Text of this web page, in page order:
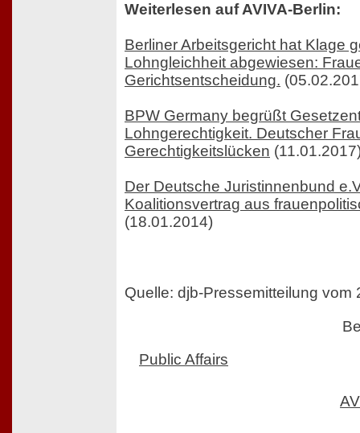
Weiterlesen auf AVIVA-Berlin:
Berliner Arbeitsgericht hat Klage
Lohngleichheit abgewiesen:
Gerichtsentscheidung.
BPW Germany begrüßt
Lohngerechtigkeit. Deutscher
Gerechtigkeitslücken
Der Deutsche Juristinnenbund
Koalitionsvertrag aus
(18.01.2014)
Quelle: djb-Pressemitteilung vom
Public Affairs